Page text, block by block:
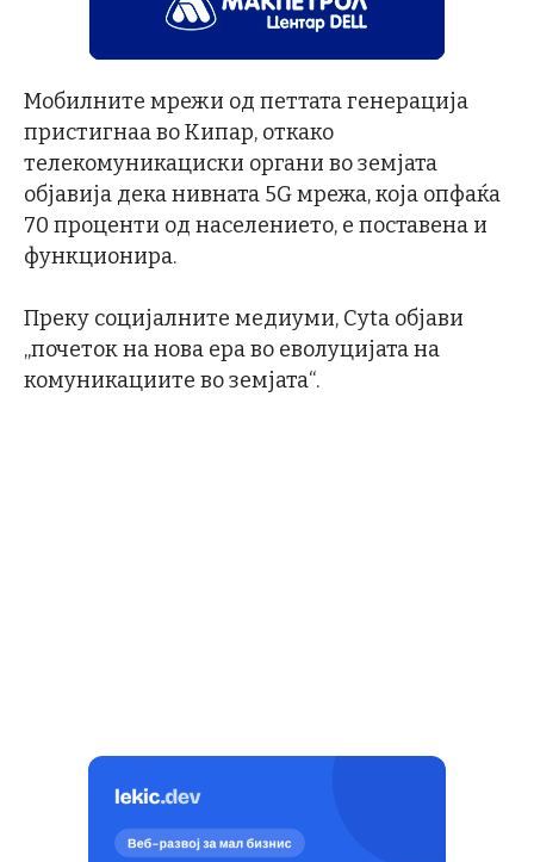
Мобилните мрежи од петтата генерација
пристигнаа во Кипар, откако
телекомуникациски органи во земјата
објавија дека нивната 5G мрежа, која опфаќа
70 проценти од населението, е поставена и
функционира.
Преку социјалните медиуми, Cyta објави
„почеток на нова ера во еволуцијата на
комуникациите во земјата“.